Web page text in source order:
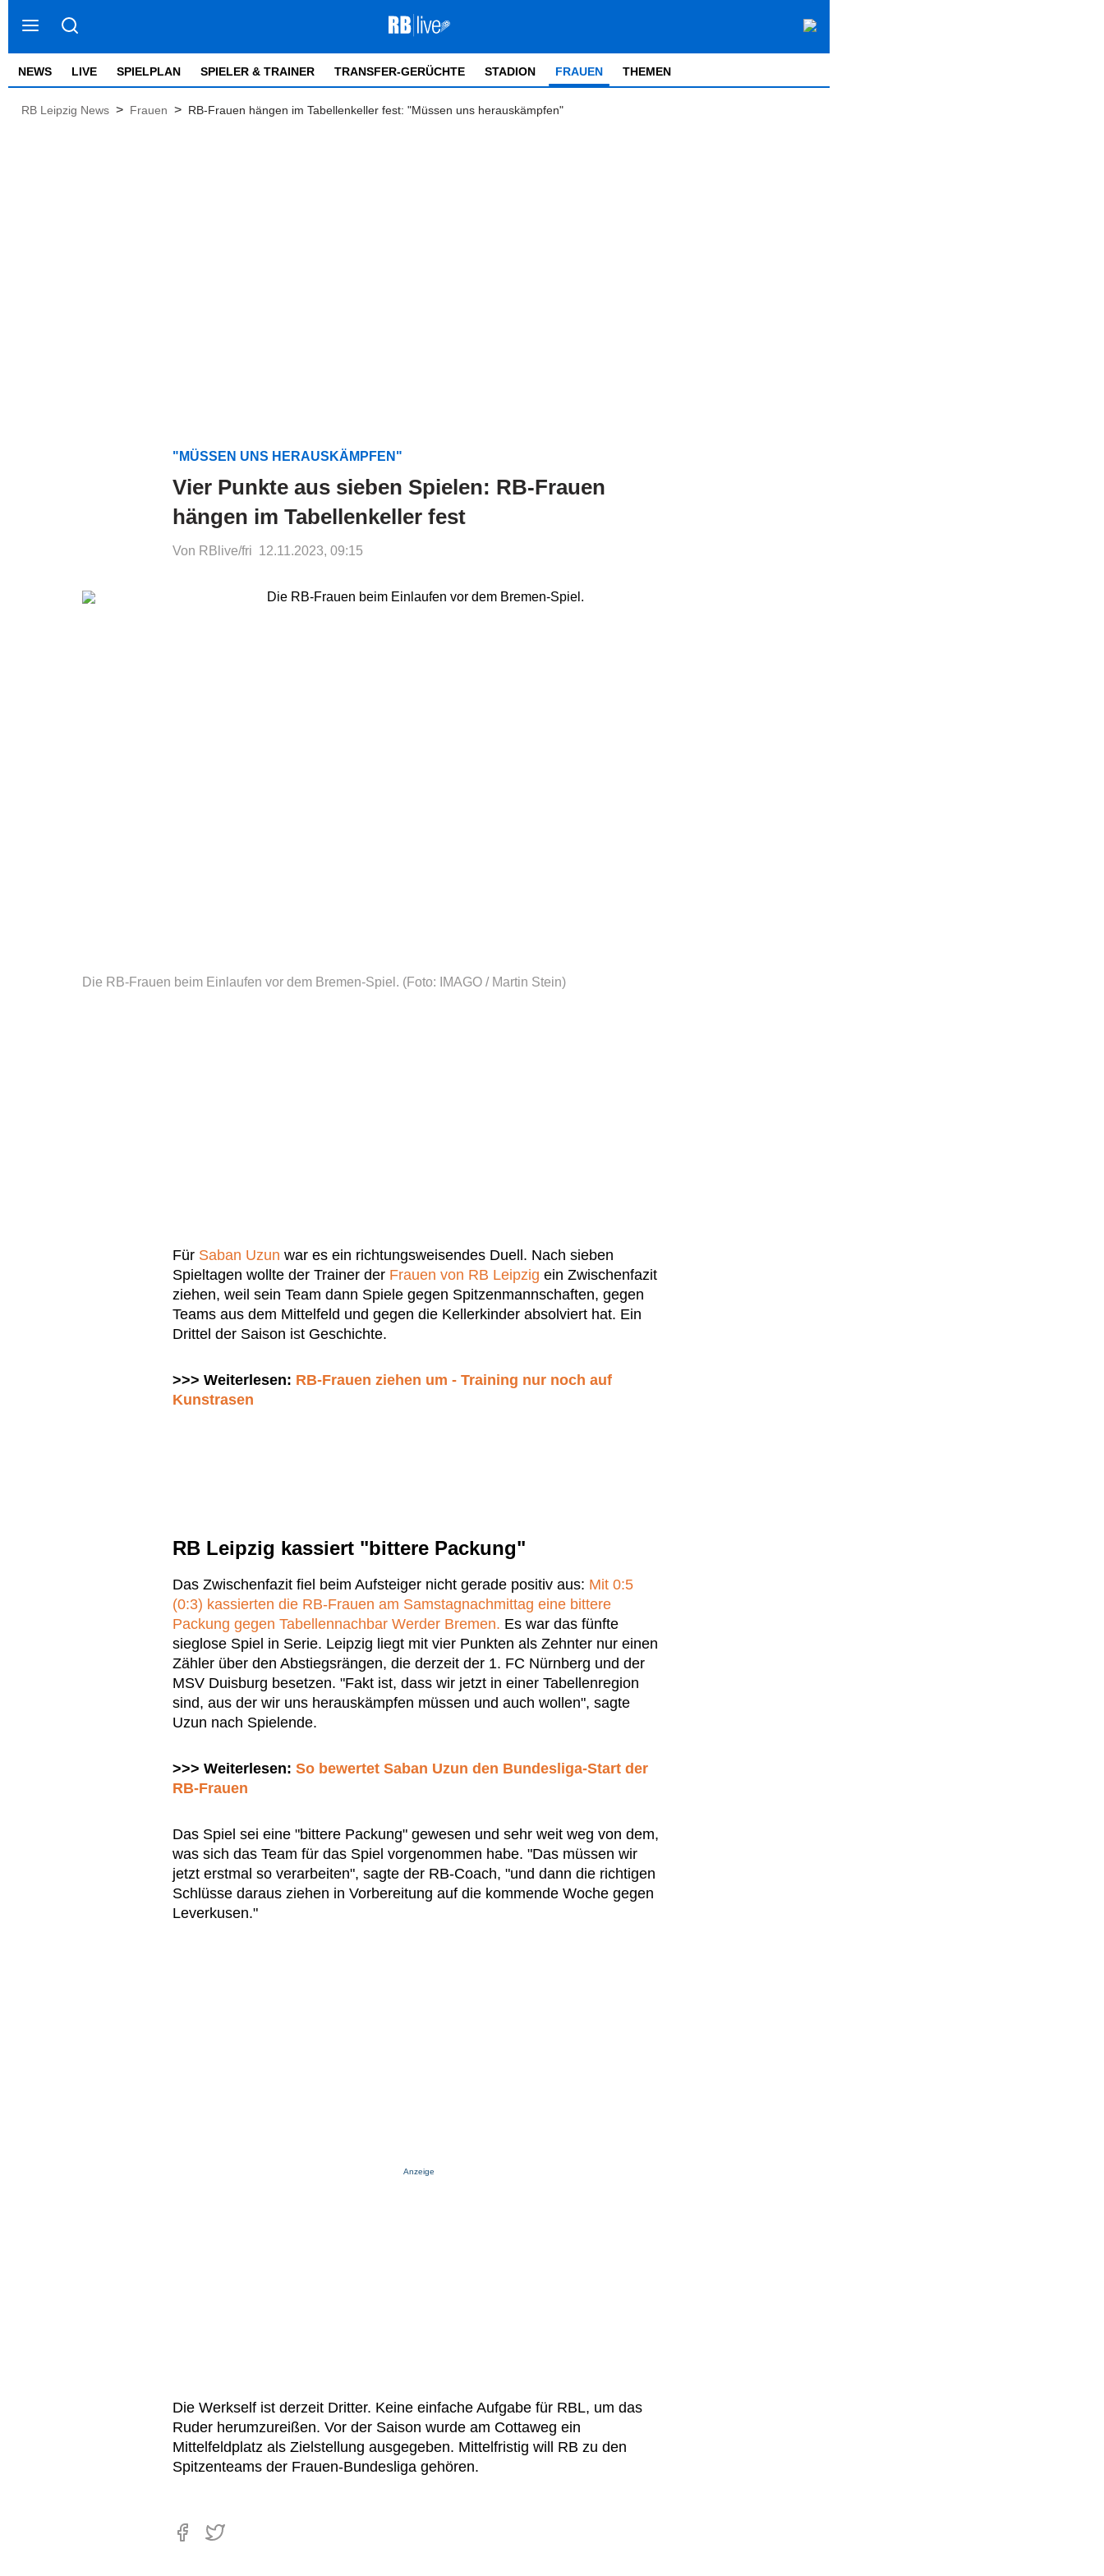
NEWS LIVE SPIELPLAN SPIELER & TRAINER TRANSFER-GERÜCHTE STADION FRAUEN THEMEN
RB Leipzig News > Frauen > RB-Frauen hängen im Tabellenkeller fest: "Müssen uns herauskämpfen"
"MÜSSEN UNS HERAUSKÄMPFEN"
Vier Punkte aus sieben Spielen: RB-Frauen
hängen im Tabellenkeller fest
Von RBlive/fri 12.11.2023, 09:15
Die RB-Frauen beim Einlaufen vor dem Bremen-Spiel. (Foto: IMAGO / Martin Stein)
Für Saban Uzun war es ein richtungsweisendes Duell. Nach sieben
Spieltagen wollte der Trainer der Frauen von RB Leipzig ein Zwischenfazit
ziehen, weil sein Team dann Spiele gegen Spitzenmannschaften, gegen
Teams aus dem Mittelfeld und gegen die Kellerkinder absolviert hat. Ein
Drittel der Saison ist Geschichte.
>>> Weiterlesen: RB-Frauen ziehen um - Training nur noch auf
Kunstrasen
RB Leipzig kassiert "bittere Packung"
Das Zwischenfazit fiel beim Aufsteiger nicht gerade positiv aus: Mit 0:5
(0:3) kassierten die RB-Frauen am Samstagnachmittag eine bittere
Packung gegen Tabellennachbar Werder Bremen. Es war das fünfte
sieglose Spiel in Serie. Leipzig liegt mit vier Punkten als Zehnter nur einen
Zähler über den Abstiegsrängen, die derzeit der 1. FC Nürnberg und der
MSV Duisburg besetzen. "Fakt ist, dass wir jetzt in einer Tabellenregion
sind, aus der wir uns herauskämpfen müssen und auch wollen", sagte
Uzun nach Spielende.
>>> Weiterlesen: So bewertet Saban Uzun den Bundesliga-Start der
RB-Frauen
Das Spiel sei eine "bittere Packung" gewesen und sehr weit weg von dem,
was sich das Team für das Spiel vorgenommen habe. "Das müssen wir
jetzt erstmal so verarbeiten", sagte der RB-Coach, "und dann die richtigen
Schlüsse daraus ziehen in Vorbereitung auf die kommende Woche gegen
Leverkusen."
Anzeige
Die Werkself ist derzeit Dritter. Keine einfache Aufgabe für RBL, um das
Ruder herumzureißen. Vor der Saison wurde am Cottaweg ein
Mittelfeldplatz als Zielstellung ausgegeben. Mittelfristig will RB zu den
Spitzenteams der Frauen-Bundesliga gehören.